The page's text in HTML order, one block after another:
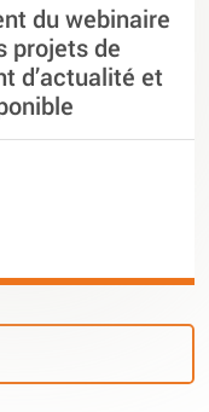
du webinaire
projets de
d’actualité et